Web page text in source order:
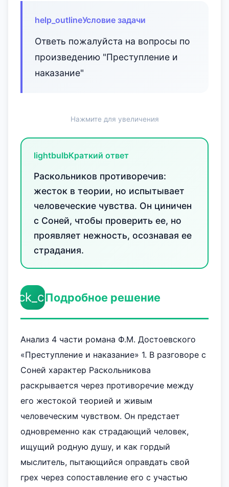
help_outlineУсловие задачи
Ответь пожалуйста на вопросы по
произведению "Преступление и
наказание"
Нажмите для увеличения
lightbulbКраткий ответ
Раскольников противоречив:
жесток в теории, но испытывает
человеческие чувства. Он циничен
с Соней, чтобы проверить ее, но
проявляет нежность, осознавая ее
страдания.
Подробное решение
Анализ 4 части романа Ф.М. Достоевского
«Преступление и наказание» 1. В разговоре с
Соней характер Раскольникова
раскрывается через противоречие между
его жестокой теорией и живым
человеческим чувством. Он предстает
одновременно как страдающий человек,
ищущий родную душу, и как гордый
мыслитель, пытающийся оправдать свой
грех через сопоставление его с участью